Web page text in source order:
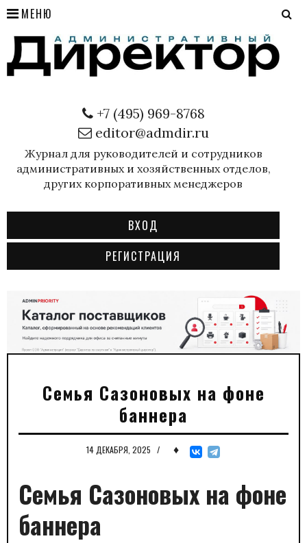
МЕНЮ
+7 (495) 969-8768
editor@admdir.ru
Журнал для руководителей и сотрудников
административных и хозяйственных отделов,
других корпоративных менеджеров
ВХОД
РЕГИСТРАЦИЯ
Семья Сазоновых на фоне
баннера
14 ДЕКАБРЯ, 2025 / ♦
Семья Сазоновых на фоне
баннера